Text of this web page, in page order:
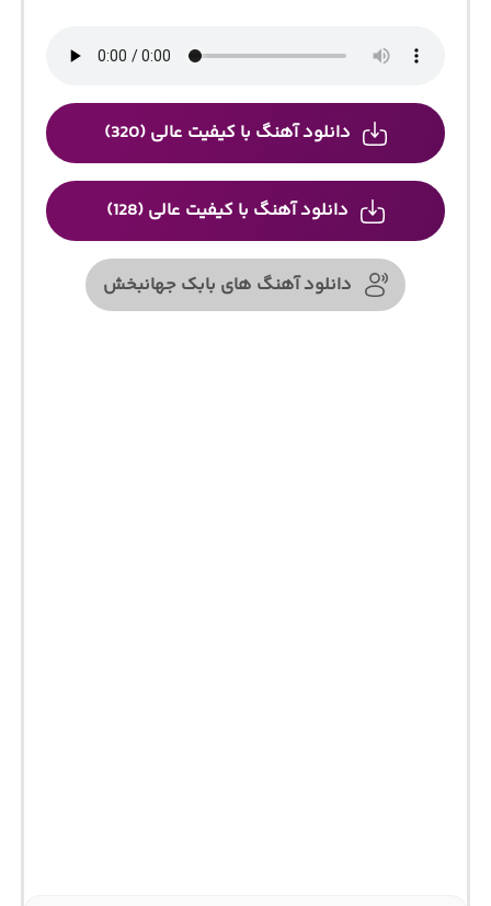
دانلود آهنگ با کیفیت عالی (320)
دانلود آهنگ با کیفیت عالی (128)
دانلود آهنگ های بابک جهانبخش